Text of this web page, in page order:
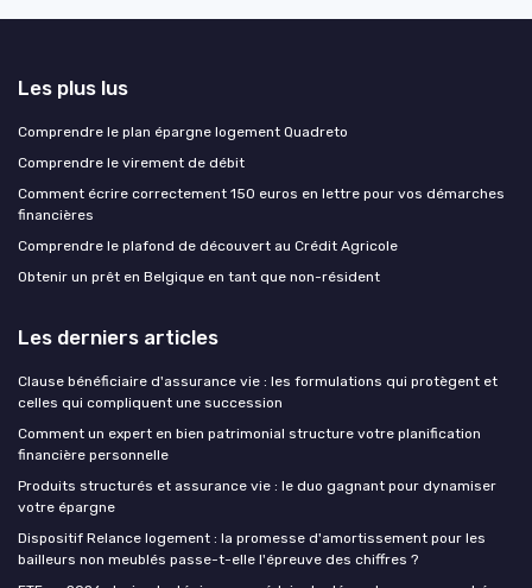
Les plus lus
Comprendre le plan épargne logement Quadreto
Comprendre le virement de débit
Comment écrire correctement 150 euros en lettre pour vos démarches
financières
Comprendre le plafond de découvert au Crédit Agricole
Obtenir un prêt en Belgique en tant que non-résident
Les derniers articles
Clause bénéficiaire d'assurance vie : les formulations qui protègent et
celles qui compliquent une succession
Comment un expert en bien patrimonial structure votre planification
financière personnelle
Produits structurés et assurance vie : le duo gagnant pour dynamiser
votre épargne
Dispositif Relance logement : la promesse d'amortissement pour les
bailleurs non meublés passe-t-elle l'épreuve des chiffres ?